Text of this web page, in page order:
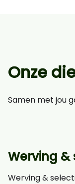
Onze
Samen met jou
Werving &
Werving &